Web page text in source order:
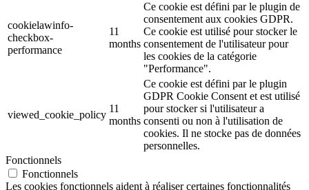
cookielawinfo-
checkbox-
performance
11
months
Ce cookie est défini par le plugin de
consentement aux cookies GDPR.
Ce cookie est utilisé pour stocker le
consentement de l'utilisateur pour
les cookies de la catégorie
"Performance".
viewed_cookie_policy
11
months
Ce cookie est défini par le plugin
GDPR Cookie Consent et est utilisé
pour stocker si l'utilisateur a
consenti ou non à l'utilisation de
cookies. Il ne stocke pas de données
personnelles.
Fonctionnels
Fonctionnels
Les cookies fonctionnels aident à réaliser certaines fonctionnalités